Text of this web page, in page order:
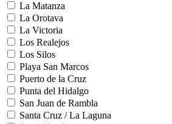
La Matanza
La Orotava
La Victoria
Los Realejos
Los Silos
Playa San Marcos
Puerto de la Cruz
Punta del Hidalgo
San Juan de Rambla
Santa Cruz / La Laguna